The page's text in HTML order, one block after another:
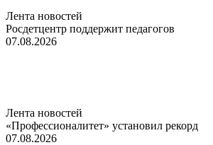
Лента новостей
Росдетцентр поддержит педагогов
07.08.2026
Лента новостей
«Профессионалитет» установил рекорд
07.08.2026